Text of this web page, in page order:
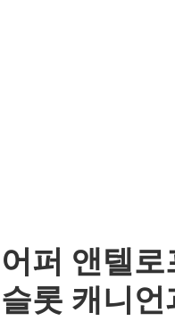
어퍼 앤텔
슬롯 캐니